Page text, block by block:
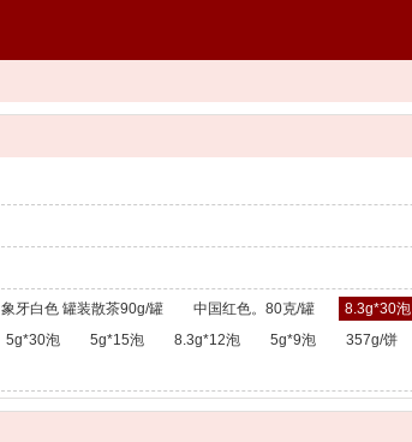
象牙白色 罐装散茶90g/罐 中国红色。80克/罐 8.3g*30泡
5g*30泡 5g*15泡 8.3g*12泡 5g*9泡 357g/饼